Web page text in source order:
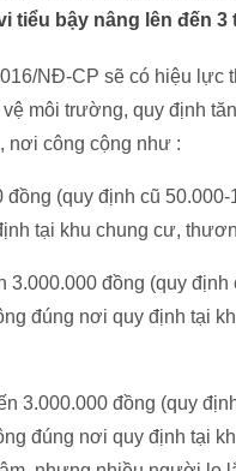
tiểu bậy nâng lên đến 3
NĐ-CP sẽ có hiệu lực
môi trường, quy định
nơi công cộng như :
(quy định cũ
tại khu chung cư,
3.000.000 đồng (quy
đúng nơi quy định tại
3.000.000 đồng (quy
đúng nơi quy định tại